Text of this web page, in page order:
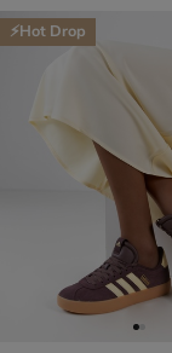
⚡Hot Drop